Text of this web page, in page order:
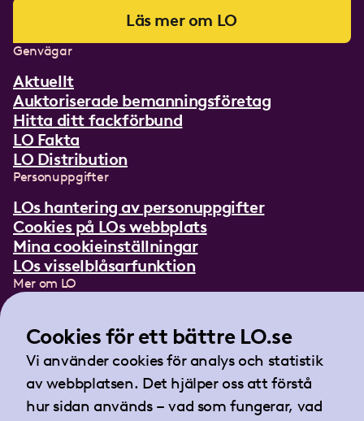
Läs mer om LO
Genvägar
Aktuellt
Auktoriserade bemanningsföretag
Hitta ditt fackförbund
LO Fakta
LO Distribution
Personuppgifter
LOs hantering av personuppgifter
Cookies på LOs webbplats
Mina cookieinställningar
LOs visselblåsarfunktion
Mer om LO
Lättläst om LO
Teckenspråksfilm
Tidningen Arbetet
Landsorganisationen i Sverige
Barnhusgatan 18
Cookies för ett bättre LO.se
Vi använder cookies för analys och statistik
av webbplatsen. Det hjälper oss att förstå
hur sidan används – vad som fungerar, vad